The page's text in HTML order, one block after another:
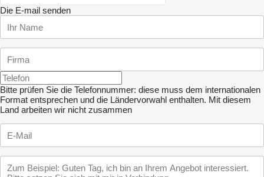
Die E-mail senden
Bitte prüfen Sie die Telefonnummer: diese muss dem internationalen
Format entsprechen und die Ländervorwahl enthalten. Mit diesem
Land arbeiten wir nicht zusammen